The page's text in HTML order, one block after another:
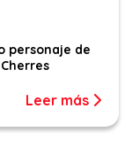
personaje de
Leer más